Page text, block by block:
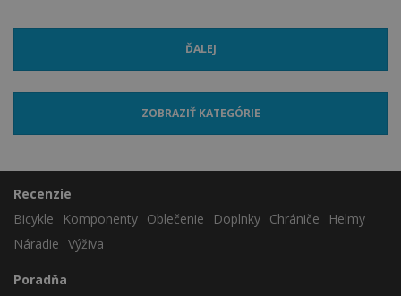
ĎALEJ
ZOBRAZIŤ KATEGÓRIE
Recenzie
Bicykle
Komponenty Oblečenie Doplnky Chrániče
Helmy
Náradie Výživa
Poradňa